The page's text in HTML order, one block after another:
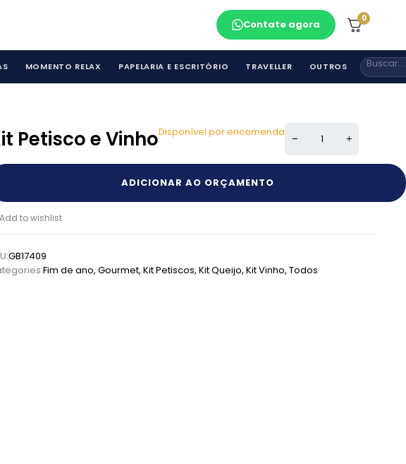
Contate agora 0
MOMENTO RELAX PAPELARIA E ESCRITÓRIO TRAVELLER OUTROS
Petisco e VinhoDisponível por encomenda
ADICIONAR AO ORÇAMENTO
Add to wishlist
GB17409
Fim de ano, Gourmet, Kit Petiscos, Kit Queijo, Kit Vinho, Todos